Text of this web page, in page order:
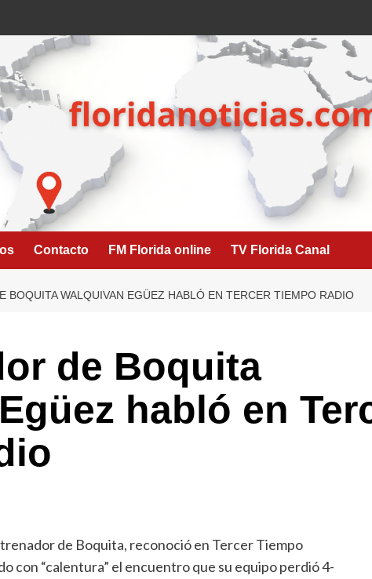
Contacto FM Florida online TV Florida Canal
BOQUITA WALQUIVAN EGÜEZ HABLÓ EN TERCER TIEMPO RADIO
de Boquita
habló en
de Boquita, reconoció en Tercer Tiempo
con “calentura” el encuentro que su equipo perdió 4-